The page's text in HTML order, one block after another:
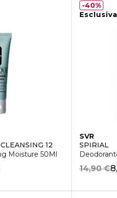
12
Moisture 50Ml
Esclusiva
SVR
SPIRIAL
14,90 €
40%